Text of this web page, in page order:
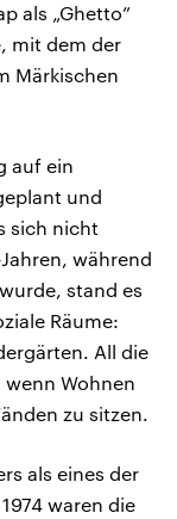
als „Ghetto”
mit dem der
Märkischen
auf ein
und
sich nicht
während
stand es
Räume:
All die
Wohnen
zu sitzen.
als eines der
waren die